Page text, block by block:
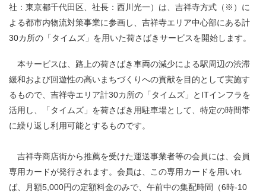
社：東京都千代田区、社長：西川光一） は、吉祥寺方式 （※） に
よる都市内物流対策事業に参画し、吉祥寺エリア中心部にある計
30カ所の「タイムズ」を用いた荷さばきサービスを開始します。
本サービスは、路上の荷さばき車両の減少による駅周辺の渋滞
緩和および回遊性の高いまちづくりへの貢献を目的として実施す
るもので、吉祥寺エリア計30カ所の「タイムズ」とITインフラを
活用し、「タイムズ」を荷さばき用駐車場として、特定の時間帯
に繰り返し利用可能とするものです。
吉祥寺商店街から推薦を受けた運送事業者等の会員には、会員
専用カードが発行されます。会員は、この専用カードを用いれ
ば、月額5,000円の定額料金のみで、午前中の集配時間（6時-10